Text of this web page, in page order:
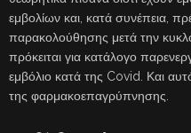
εμβολίων και, κατά συνέπεια,
παρακολούθησης μετά την
πρόκειται για κατάλογο
εμβόλιο κατά της Covid. Και
της φαρμακοεπαγρύπνησης.